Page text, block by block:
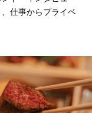
仕事からプライベ